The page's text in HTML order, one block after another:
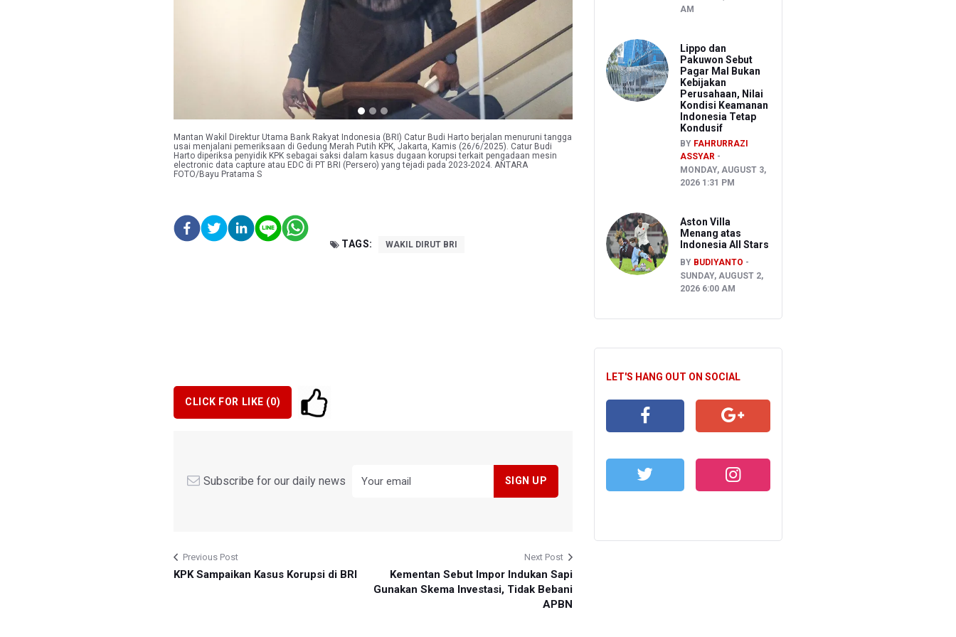
Mantan Wakil Direktur Utama Bank Rakyat Indonesia (BRI) Catur Budi Harto berjalan menuruni tangga
usai menjalani pemeriksaan di Gedung Merah Putih KPK, Jakarta, Kamis (26/6/2025). Catur Budi
Harto diperiksa penyidik KPK sebagai saksi dalam kasus dugaan korupsi terkait pengadaan mesin
electronic data capture atau EDC di PT BRI (Persero) yang tejadi pada 2023-2024. ANTARA
FOTO/Bayu Pratama S
TAGS: WAKIL DIRUT BRI
CLICK FOR LIKE (0)
Subscribe for our daily news
Previous Post
KPK Sampaikan Kasus Korupsi di BRI
Next Post
Kementan Sebut Impor Indukan Sapi
Gunakan Skema Investasi, Tidak Bebani
APBN
AM
Lippo dan
Pakuwon Sebut
Pagar Mal Bukan
Kebijakan
Perusahaan, Nilai
Kondisi Keamanan
Indonesia Tetap
Kondusif
BY FAHRURRAZI
ASSYAR
MONDAY, AUGUST 3,
2026 1:31 PM
Aston Villa
Menang atas
Indonesia All Stars
BY BUDIYANTO
SUNDAY, AUGUST 2,
2026 6:00 AM
LET'S HANG OUT ON SOCIAL